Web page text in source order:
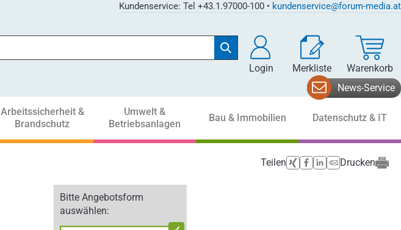
Kundenservice: Tel +43.1.97000-100 • kundenservice@forum-media.at
Login Merkliste Warenkorb
News-Service
Arbeitssicherheit &
Brandschutz
Umwelt &
Betriebsanlagen
Bau & Immobilien Datenschutz & IT
Bitte Angebotsform
auswählen:
Teilen Drucken